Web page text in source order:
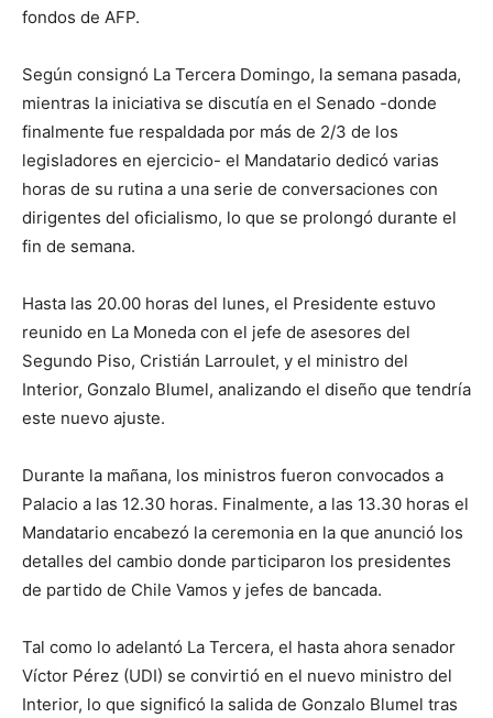
fondos de AFP.
Según consignó La Tercera Domingo, la semana pasada,
mientras la iniciativa se discutía en el Senado -donde
finalmente fue respaldada por más de 2/3 de los
legisladores en ejercicio- el Mandatario dedicó varias
horas de su rutina a una serie de conversaciones con
dirigentes del oficialismo, lo que se prolongó durante el
fin de semana.
Hasta las 20.00 horas del lunes, el Presidente estuvo
reunido en La Moneda con el jefe de asesores del
Segundo Piso, Cristián Larroulet, y el ministro del
Interior, Gonzalo Blumel, analizando el diseño que tendría
este nuevo ajuste.
Durante la mañana, los ministros fueron convocados a
Palacio a las 12.30 horas. Finalmente, a las 13.30 horas el
Mandatario encabezó la ceremonia en la que anunció los
detalles del cambio donde participaron los presidentes
de partido de Chile Vamos y jefes de bancada.
Tal como lo adelantó La Tercera, el hasta ahora senador
Víctor Pérez (UDI) se convirtió en el nuevo ministro del
Interior, lo que significó la salida de Gonzalo Blumel tras